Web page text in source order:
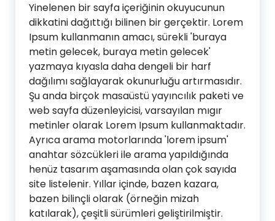
Yinelenen bir sayfa içeriğinin okuyucunun
dikkatini dağıttığı bilinen bir gerçektir. Lorem
Ipsum kullanmanın amacı, sürekli 'buraya
metin gelecek, buraya metin gelecek'
yazmaya kıyasla daha dengeli bir harf
dağılımı sağlayarak okunurluğu artırmasıdır.
Şu anda birçok masaüstü yayıncılık paketi ve
web sayfa düzenleyicisi, varsayılan mıgır
metinler olarak Lorem Ipsum kullanmaktadır.
Ayrıca arama motorlarında 'lorem ipsum'
anahtar sözcükleri ile arama yapıldığında
henüz tasarım aşamasında olan çok sayıda
site listelenir. Yıllar içinde, bazen kazara,
bazen bilinçli olarak (örneğin mizah
katılarak), çeşitli sürümleri geliştirilmiştir.